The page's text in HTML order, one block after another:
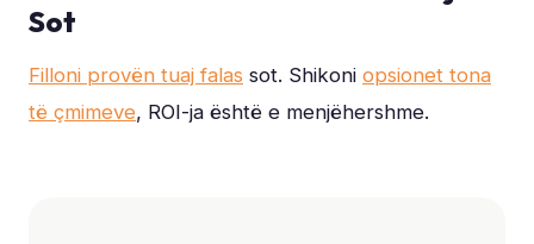
Sot
Filloni provën tuaj falas sot. Shikoni opsionet tona
të çmimeve, ROI-ja është e menjëhershme.